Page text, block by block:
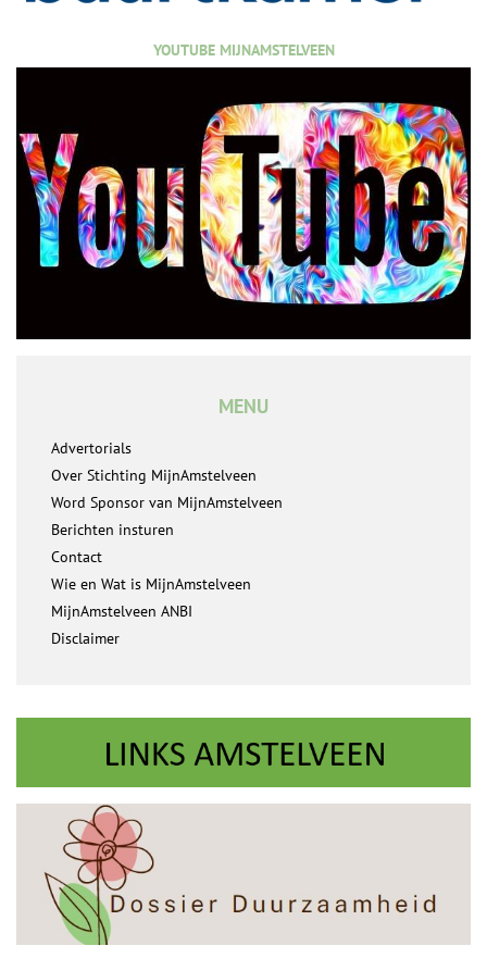
YOUTUBE MIJNAMSTELVEEN
MENU
Advertorials
Over Stichting MijnAmstelveen
Word Sponsor van MijnAmstelveen
Berichten insturen
Contact
Wie en Wat is MijnAmstelveen
MijnAmstelveen ANBI
Disclaimer